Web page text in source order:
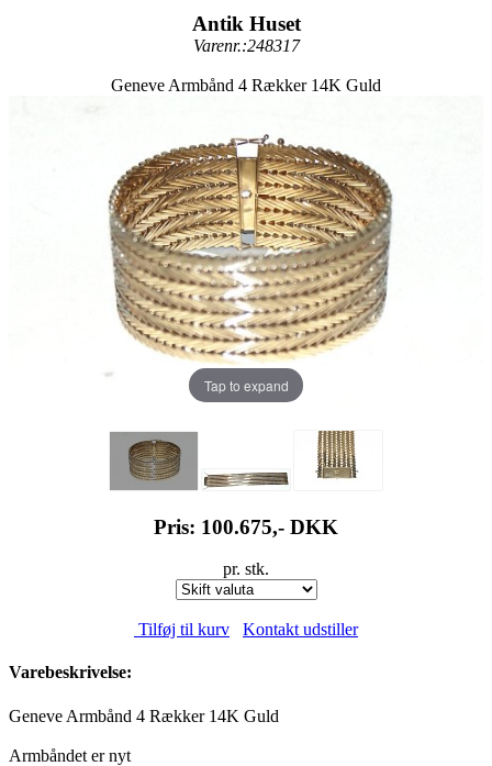
Antik Huset
Varenr.:248317
Geneve Armbånd 4 Rækker 14K Guld
Tap to expand
Pris: 100.675,- DKK
pr. stk.
Tilføj til kurv Kontakt udstiller
Varebeskrivelse:
Geneve Armbånd 4 Rækker 14K Guld
Armbåndet er nyt